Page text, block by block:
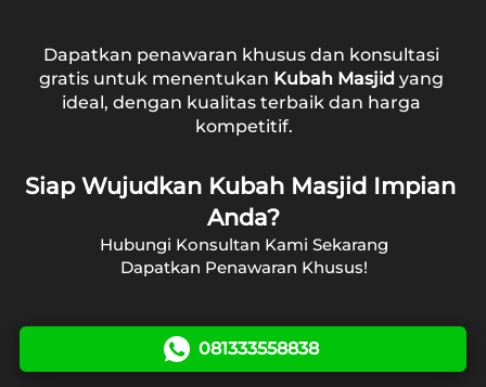
Dapatkan penawaran khusus dan konsultasi
ideal, dengan kualitas terbaik dan harga
kompetitif.
Siap Wujudkan Kubah Masjid Impian
Dapatkan Penawaran Khusus!